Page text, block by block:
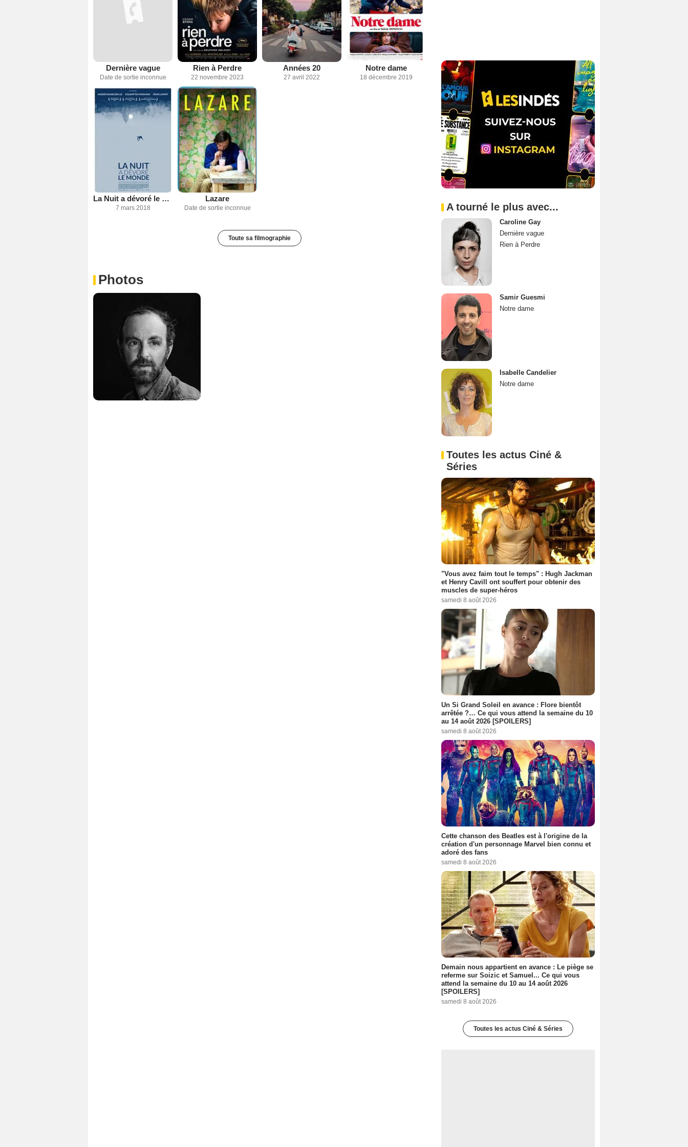
Dernière vague
Date de sortie inconnue
Rien à Perdre
22 novembre 2023
Années 20
27 avril 2022
Notre dame
18 décembre 2019
La Nuit a dévoré le monde
7 mars 2018
Lazare
Date de sortie inconnue
Toute sa filmographie
Photos
A tourné le plus avec...
Caroline Gay
Dernière vague
Rien à Perdre
Samir Guesmi
Notre dame
Isabelle Candelier
Notre dame
Toutes les actus Ciné &
Séries
"Vous avez faim tout le temps" : Hugh Jackman
et Henry Cavill ont souffert pour obtenir des
muscles de super-héros
samedi 8 août 2026
Un Si Grand Soleil en avance : Flore bientôt
arrêtée ?… Ce qui vous attend la semaine du 10
au 14 août 2026 [SPOILERS]
samedi 8 août 2026
Cette chanson des Beatles est à l'origine de la
création d'un personnage Marvel bien connu et
adoré des fans
samedi 8 août 2026
Demain nous appartient en avance : Le piège se
referme sur Soizic et Samuel... Ce qui vous
attend la semaine du 10 au 14 août 2026
[SPOILERS]
samedi 8 août 2026
Toutes les actus Ciné & Séries